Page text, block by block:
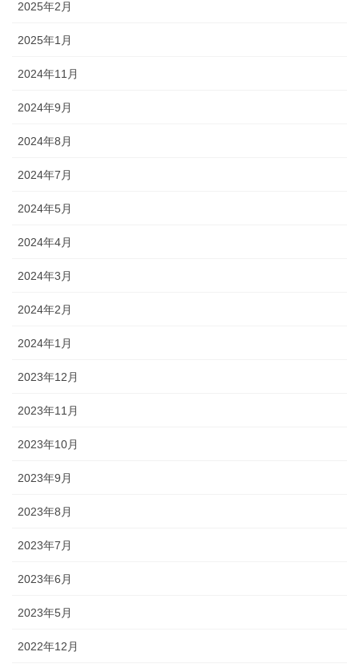
2025年2月
2025年1月
2024年11月
2024年9月
2024年8月
2024年7月
2024年5月
2024年4月
2024年3月
2024年2月
2024年1月
2023年12月
2023年11月
2023年10月
2023年9月
2023年8月
2023年7月
2023年6月
2023年5月
2022年12月